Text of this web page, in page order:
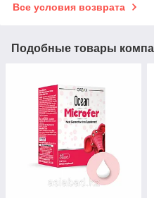
Все условия возврата
Подобные товары